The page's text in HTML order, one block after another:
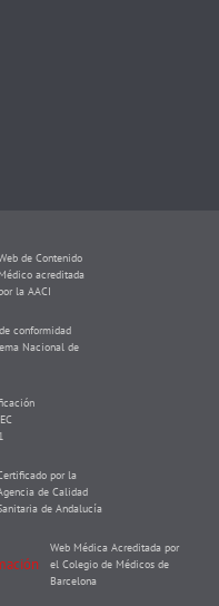
de Contenido
Médico acreditada
la AACI
conformidad
Nacional de
por la
de Calidad
de Andalucía
Web Médica Acreditada por
el Colegio de Médicos de
Barcelona